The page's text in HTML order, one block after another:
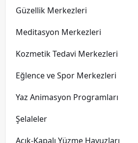
Güzellik Merkezleri
Meditasyon Merkezleri
Kozmetik Tedavi Merkezleri
Eğlence ve Spor Merkezleri
Yaz Animasyon Programları
Şelaleler
Açık-Kapalı Yüzme Havuzları